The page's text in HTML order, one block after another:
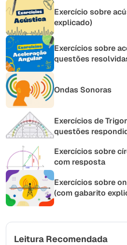
Exercício sobre
explicado)
Exercícios sobre
questões
Ondas Sonoras
Exercícios de
questões
Exercícios sobre
com resposta
Exercícios sobre
(com gabarito
Leitura Recomendada